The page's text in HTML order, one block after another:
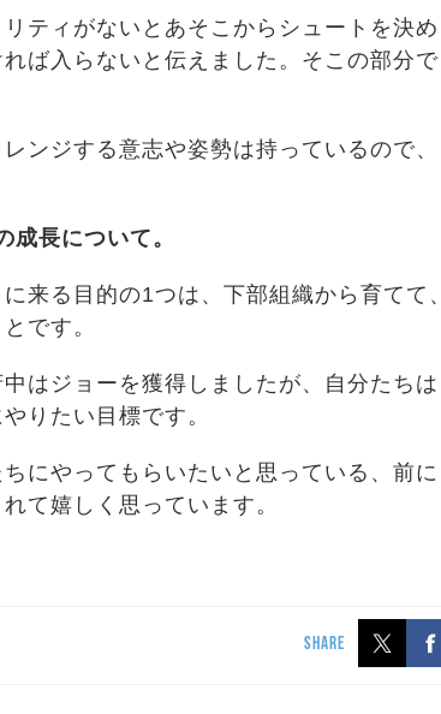
ティがないとあそこからシュートを決め
ば入らないと伝えました。そこの部分で
ンジする意志や姿勢は持っているので、
長について。
来る目的の1つは、下部組織から育てて、
です。
はジョーを獲得しましたが、自分たちは
りたい目標です。
にやってもらいたいと思っている、前に
て嬉しく思っています。
SHARE